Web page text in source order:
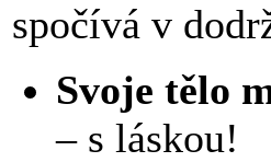
spočívá v
Svoje tělo
– s láskou!